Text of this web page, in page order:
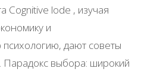
Cognitive lode , изучая
и
психологию, дают советы
выбора: широкий